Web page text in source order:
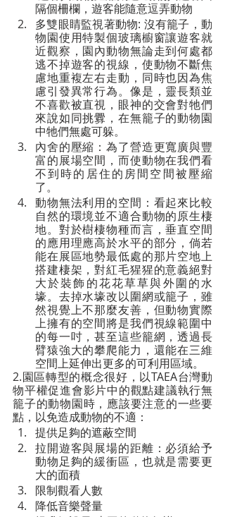
隔個柵欄，遊客能隨意逗弄動物
多雙眼睛監視著動物: 沒有籠子，動
物園使用特製個玻璃櫥窗讓遊客就
近觀察，園內動物無論走到何處都
逃不掉遊客的視線，使動物不斷焦
慮地重複左右走動，同時也因為焦
慮引發異常行為。像是，靈長類並
不喜歡被直視，眼神的交會對牠們
來說如同挑釁，在無籠子的動物園
中牠們無處可躲。
內舍的壓縮：為了營造更寬廣與豐
富的展場空間，而使動物在我們看
不到時的居住的房間空間被壓縮
了。
動物無法利用的空間：看起來比較
自然的環境並不適合動物的原生棲
地。對於樹棲物種而言，垂直空間
的應用理應高於水平的部分，倘若
能在展區地勢最低處的那片空地上
搭建棲架，對紅毛猩猩的意義絕對
大於裝飾的花花草草與外圍的水
壕。去掉水壕改以圍網或籠子，雖
然視覺上不那麼友善，但動物實際
上擁有的空間將是我們視線範圍中
的每一吋，甚至這些籠網，透過長
臂猿強大的攀爬能力，還能在三維
空間上延伸出更多的可利用區域。
2.園區轉型的概念很好，以TAEA台灣動
物平權促進會影片中的觀點建議執行無
籠子的動物園時，應該要注意的一些要
點，以免造成動物的不適：
提供足夠的遮蔽空間
拉開遊客與展場的距離：必須給予
動物足夠的緩衝區，也就是需要更
大的面積
限制觀看人數
降低音樂聲量